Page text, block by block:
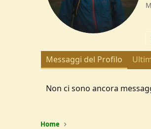
Messaggi del Profilo
Non ci sono ancora
Home